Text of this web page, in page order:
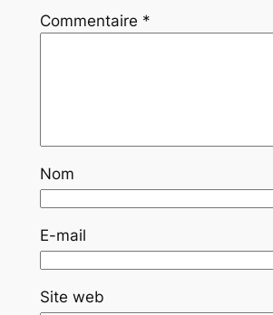
Commentaire *
Nom
E-mail
Site web